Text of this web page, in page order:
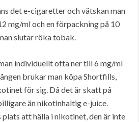
det e-cigaretter och vätskan man
mg/ml och en förpackning på 10
slutar röka tobak.
individuellt ofta ner till 6 mg/ml
brukar man köpa Shortfills,
för sig. Då det är skatt på
än nikotinhaltig e-juice.
att hälla i nikotinet, den är inte